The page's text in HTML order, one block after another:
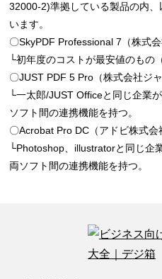
32000-2)準拠している製品の内
います。
〇SkyPDF Professional 7（株式会
└初年度のコストが最安値のもの
〇JUST PDF 5 Pro（株式会社ジ
└一太郎/JUST Officeと同じ企業
ソフト間の連携機能を持つ。
〇Acrobat Pro DC（アドビ株式会
└Photoshop、illustratorと同じ企
両ソフト間の連携機能を持つ。